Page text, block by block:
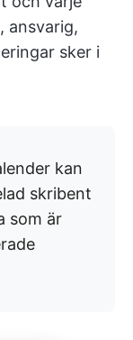
ansvarig,
sker i
kan
skribent
som är